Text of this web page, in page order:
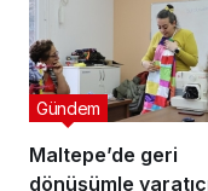
Maltepe’de geri
dönüşümle
Gündem